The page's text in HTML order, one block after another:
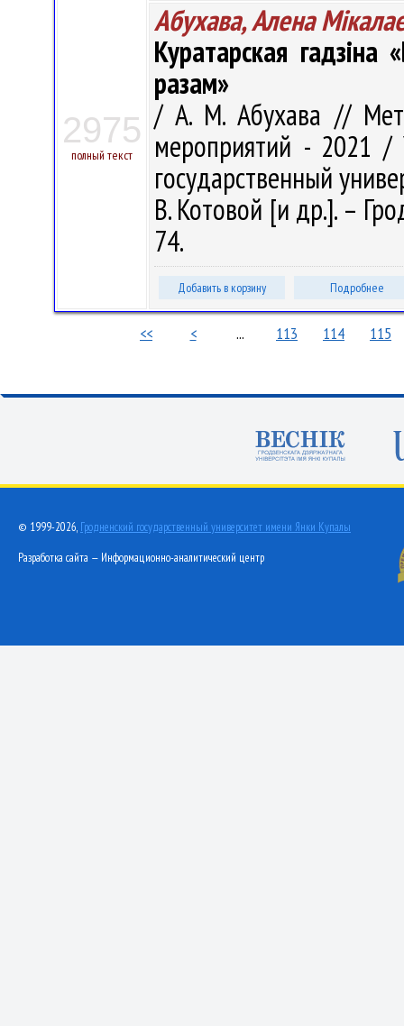
2975
полный текст
Абухава, Алена
Куратарская гадзіна
разам»
/ А. М. Абухава //
мероприятий - 2021 /
государственный
В. Котовой [и др.]. –
74.
Добавить в корзину Подробнее
<< < ... 113 114 115
© 1999-2026, Гродненский государственный университет имени Янки Купалы
Разработка сайта — Информационно-аналитический центр